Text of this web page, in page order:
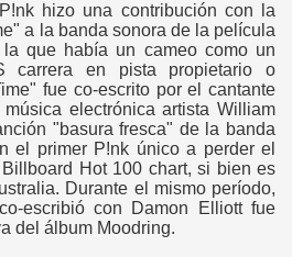
hizo una contribución con la
a la banda sonora de la película
que había un cameo como un
carrera en pista propietario o
fue co-escrito por el cantante
electrónica artista William
"basura fresca" de la banda
el primer P!nk único a perder el
Hot 100 chart, si bien es
Durante el mismo período,
escribió con Damon Elliott fue
del álbum Moodring.